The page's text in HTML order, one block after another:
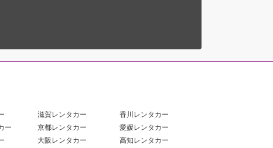
ー
滋賀レンタカー
京都レンタカー
大阪レンタカー
香川レンタカー
愛媛レンタカー
高知レンタカー